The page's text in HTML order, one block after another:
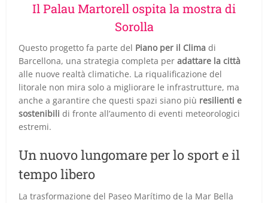
Il Palau Martorell ospita la mostra di
Sorolla
Questo progetto fa parte del Piano per il Clima di
Barcellona, una strategia completa peradattare la città
alle nuove realtà climatiche. La riqualificazione del
litorale non mira solo a migliorare le infrastrutture, ma
anche a garantire che questi spazi siano più resilienti e
sostenibili di fronte all’aumento di eventi meteorologici
estremi.
Un nuovo lungomare per lo sport e il
tempo libero
La trasformazione del Paseo Marítimo de la Mar Bella